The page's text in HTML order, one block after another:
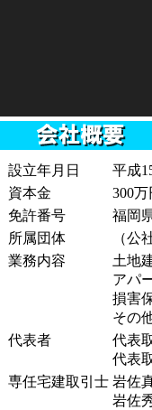
設立年月日
平成
資本金
300万
免許番号
福岡
所属団体
（公
業務内容
土地
アパ
損害
その
代表者
代表
代表
専任宅建取引士 岩佐
岩佐